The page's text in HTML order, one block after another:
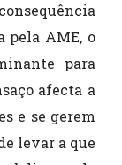
pela AME, o
para
afecta a
e se gerem
levar a que